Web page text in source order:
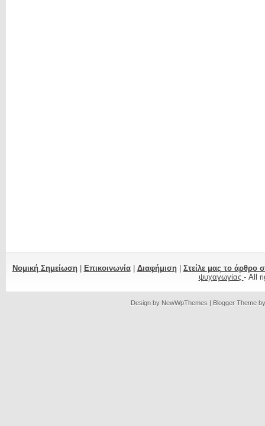
Νομική Σημείωση| Επικοινωνία| Διαφήμιση| Στείλε μας το άρθρο
ψυχαγωγίας - All
Design by NewWpThemes | Blogger Theme